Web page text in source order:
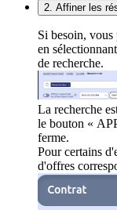
2. Affiner les
Si besoin, vous
en
de recherche.
La recherche
le bouton «
ferme.
Pour certains
d'offres